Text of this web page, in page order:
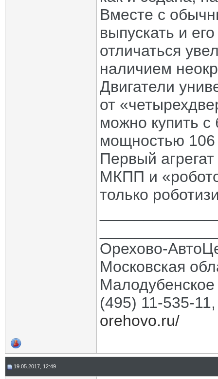
Вместе с
выпускать и
отличаться
наличием
Двигатели
от
можно купить
мощностью 106
Первый агрегат
МКПП и
только
Орехово-
Московская
(495) 11-535-
orehovo.ru/
19.05.2017, 12:49